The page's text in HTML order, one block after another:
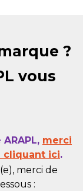
?
vous
merci
cliquant ici.
merci de
: